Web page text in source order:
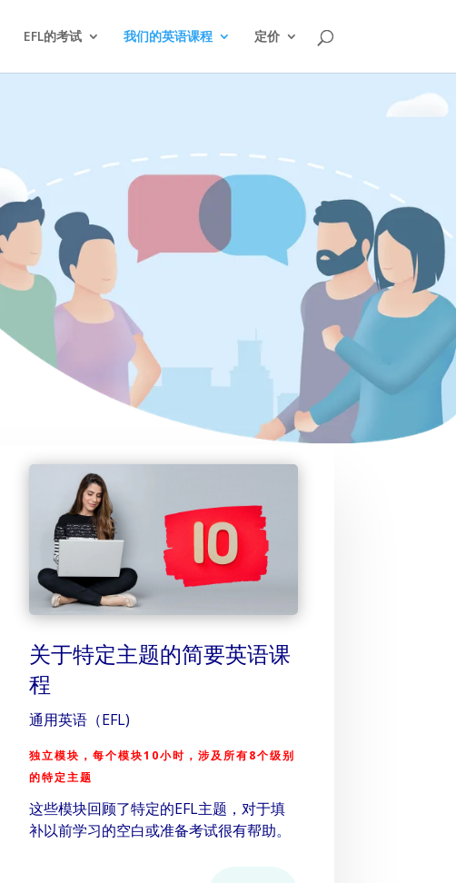
EFL的考试 我们的英语课程 定价
关于特定主题的简要英语课
程
通用英语（EFL)
独立模块，每个模块10小时，涉及所有8个级别
的特定主题
这些模块回顾了特定的EFL主题，对于填
补以前学习的空白或准备考试很有帮助。